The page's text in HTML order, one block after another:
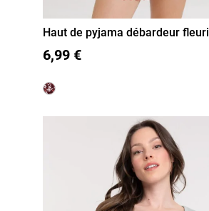
S M
Haut de pyjama débardeur fleuri
6,99 €